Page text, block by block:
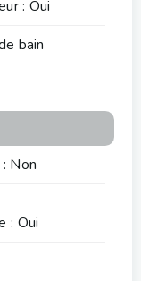
: Oui
bain
Non
: Oui